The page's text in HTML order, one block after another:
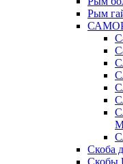
Рым
Скоба
Скобы